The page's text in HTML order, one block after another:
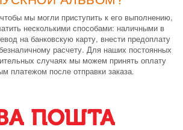
мы могли приступить к его выполнению,
несколькими способами: наличными в
на банковскую карту, внести предоплату
расчету. Для наших постоянных
случаях мы можем принять оплату
платежом после отправки заказа.